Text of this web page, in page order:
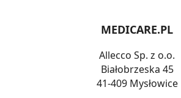
MEDICARE.PL
Allecco Sp. z o.o.
Białobrzeska 45
41-409 Mysłowice